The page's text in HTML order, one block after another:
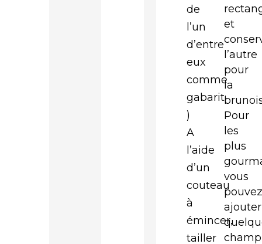
de
l’un
d’entre
eux
comme
gabarit
)
A
l’aide
d’un
couteau
à
émincer,
tailler
et
l’autre
pour
la
Pour
les
plus
vous
ajouter